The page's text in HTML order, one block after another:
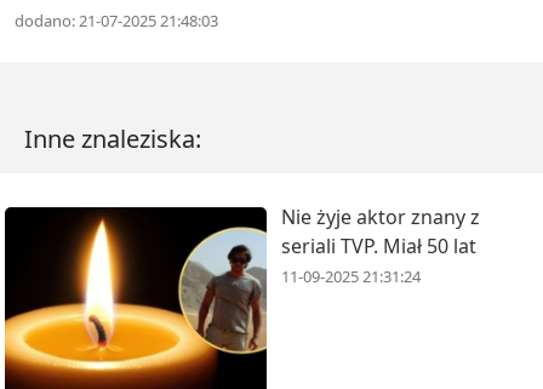
dodano: 21-07-2025 21:48:03
Inne znaleziska:
Nie żyje aktor znany z
seriali TVP. Miał 50 lat
11-09-2025 21:31:24